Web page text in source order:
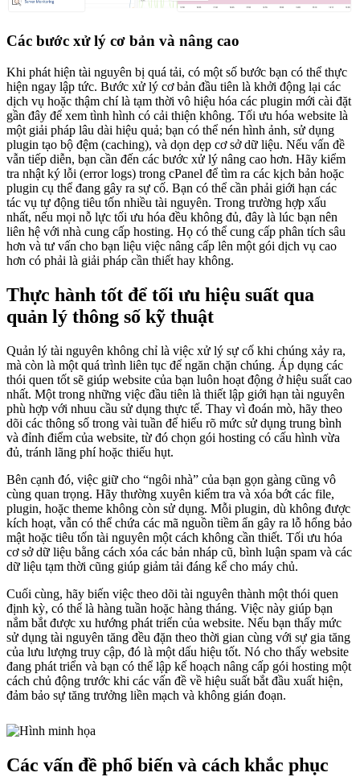
Các bước xử lý cơ bản và nâng cao
Khi phát hiện tài nguyên bị quá tải, có một số bước bạn có thể thực
hiện ngay lập tức. Bước xử lý cơ bản đầu tiên là khởi động lại các
dịch vụ hoặc thậm chí là tạm thời vô hiệu hóa các plugin mới cài đặt
gần đây để xem tình hình có cải thiện không. Tối ưu hóa website là
một giải pháp lâu dài hiệu quả; bạn có thể nén hình ảnh, sử dụng
plugin tạo bộ đệm (caching), và dọn dẹp cơ sở dữ liệu. Nếu vấn đề
vẫn tiếp diễn, bạn cần đến các bước xử lý nâng cao hơn. Hãy kiểm
tra nhật ký lỗi (error logs) trong cPanel để tìm ra các kịch bản hoặc
plugin cụ thể đang gây ra sự cố. Bạn có thể cần phải giới hạn các
tác vụ tự động tiêu tốn nhiều tài nguyên. Trong trường hợp xấu
nhất, nếu mọi nỗ lực tối ưu hóa đều không đủ, đây là lúc bạn nên
liên hệ với nhà cung cấp hosting. Họ có thể cung cấp phân tích sâu
hơn và tư vấn cho bạn liệu việc nâng cấp lên một gói dịch vụ cao
hơn có phải là giải pháp cần thiết hay không.
Thực hành tốt để tối ưu hiệu suất qua
quản lý thông số kỹ thuật
Quản lý tài nguyên không chỉ là việc xử lý sự cố khi chúng xảy ra,
mà còn là một quá trình liên tục để ngăn chặn chúng. Áp dụng các
thói quen tốt sẽ giúp website của bạn luôn hoạt động ở hiệu suất cao
nhất. Một trong những việc đầu tiên là thiết lập giới hạn tài nguyên
phù hợp với nhuu cầu sử dụng thực tế. Thay vì đoán mò, hãy theo
dõi các thông số trong vài tuần để hiểu rõ mức sử dụng trung bình
và đỉnh điểm của website, từ đó chọn gói hosting có cấu hình vừa
đủ, tránh lãng phí hoặc thiếu hụt.
Bên cạnh đó, việc giữ cho “ngôi nhà” của bạn gọn gàng cũng vô
cùng quan trọng. Hãy thường xuyên kiểm tra và xóa bớt các file,
plugin, hoặc theme không còn sử dụng. Mỗi plugin, dù không được
kích hoạt, vẫn có thể chứa các mã nguồn tiềm ẩn gây ra lỗ hổng bảo
mật hoặc tiêu tốn tài nguyên một cách không cần thiết. Tối ưu hóa
cơ sở dữ liệu bằng cách xóa các bản nháp cũ, bình luận spam và các
dữ liệu tạm thời cũng giúp giảm tải đáng kể cho máy chủ.
Cuối cùng, hãy biến việc theo dõi tài nguyên thành một thói quen
định kỳ, có thể là hàng tuần hoặc hàng tháng. Việc này giúp bạn
nắm bắt được xu hướng phát triển của website. Nếu bạn thấy mức
sử dụng tài nguyên tăng đều đặn theo thời gian cùng với sự gia tăng
của lưu lượng truy cập, đó là một dấu hiệu tốt. Nó cho thấy website
đang phát triển và bạn có thể lập kế hoạch nâng cấp gói hosting một
cách chủ động trước khi các vấn đề về hiệu suất bắt đầu xuất hiện,
đảm bảo sự tăng trưởng liền mạch và không gián đoạn.
Các vấn đề phổ biến và cách khắc phục